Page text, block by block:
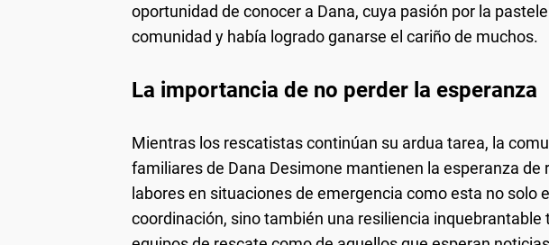
oportunidad de conocer a Dana, cuya pasión por la
comunidad y había logrado ganarse el cariño de muchos.
La importancia de no perder la esperanza
Mientras los rescatistas continúan su ardua tarea, la
familiares de Dana Desimone mantienen la esperanza
labores en situaciones de emergencia como esta no solo
coordinación, sino también una resiliencia inquebrantable